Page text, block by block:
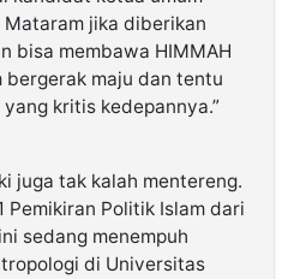
Mataram jika diberikan
bisa membawa HIMMAH
bergerak maju dan tentu
kritis kedepannya.”
juga tak kalah mentereng.
Pemikiran Politik Islam dari
sedang menempuh
di Universitas